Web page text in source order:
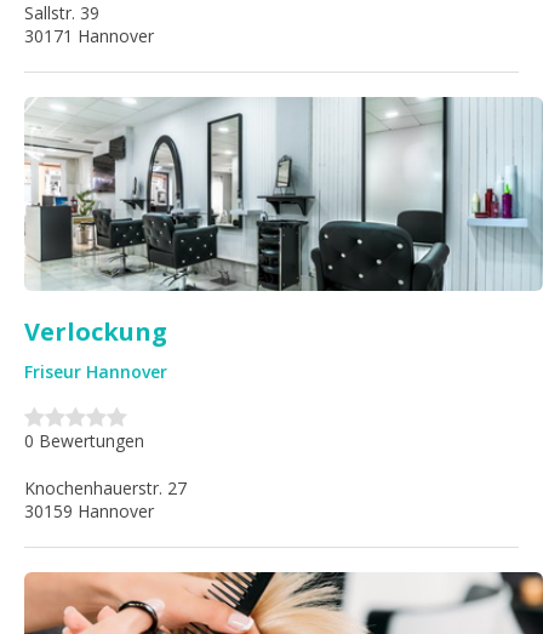
Sallstr. 39
30171 Hannover
Verlockung
Friseur Hannover
Knochenhauerstr. 27
30159 Hannover
0 Bewertungen